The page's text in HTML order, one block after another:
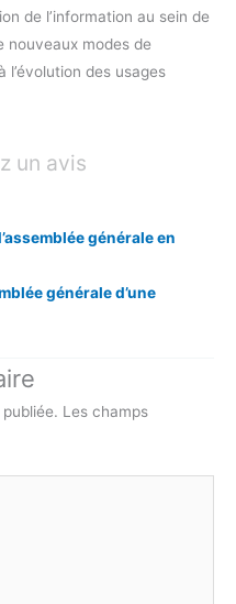
de l’information au sein de
nouveaux modes de
l’évolution des usages
un avis
générale en
générale d’une
Les champs